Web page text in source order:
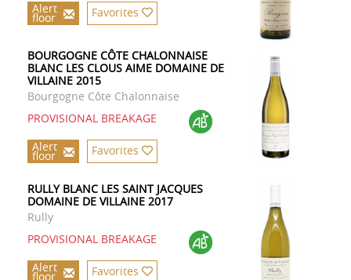
Alert
floor Favorites
BOURGOGNE CÔTE CHALONNAISE
BLANC LES CLOUS AIME DOMAINE DE
VILLAINE 2015
Bourgogne Côte Chalonnaise
PROVISIONAL BREAKAGE
Alert
floor Favorites
RULLY BLANC LES SAINT JACQUES
DOMAINE DE VILLAINE 2017
Rully
PROVISIONAL BREAKAGE
Alert
floor Favorites